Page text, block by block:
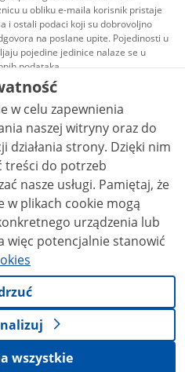
u obliku e-maila korisnik pristaje
i ostali podaci koji su dobrovoljno
na poslane upite. Pojedinosti u
pojedine jedinice nalaze se u
podataka.
na ovoj web-stranici pokriva
Zaštita Autorskih Prava 3.0 PL
nije drugačije navedeno.
w celu zapewnienia
naszej witryny oraz do
strony. Dzięki nim
treści do potrzeb
usługi. Pamiętaj, że
w plikach cookie mogą
urządzenia lub
więc potencjalnie stanowić
wszystkie